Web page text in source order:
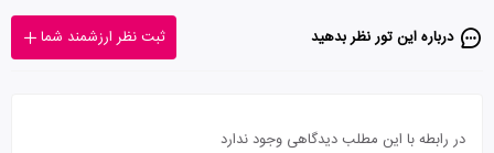
درباره این تور‌ نظر بدهید ثبت نظر ارزشمند شما
در رابطه با این مطلب دیدگاهی وجود ندارد